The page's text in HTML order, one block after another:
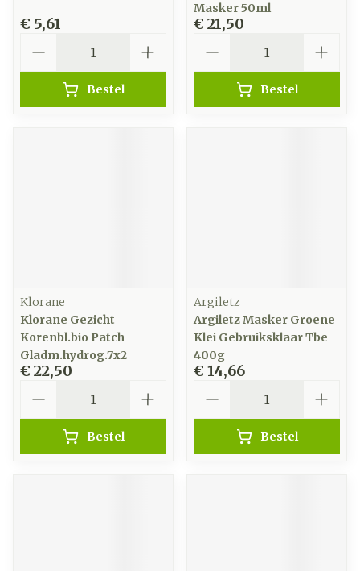
€ 5,61
Bestel
Masker 50ml
€ 21,50
Bestel
Klorane
Klorane Gezicht
Korenbl.bio Patch
Gladm.hydrog.7x2
€ 22,50
Bestel
Argiletz
Argiletz Masker Groene
Klei Gebruiksklaar Tbe
400g
€ 14,66
Bestel